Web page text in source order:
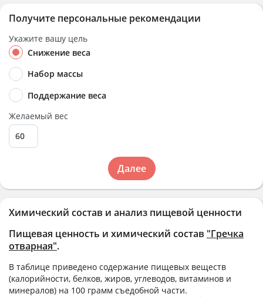
Химический состав и анализ пищевой ценности
Пищевая ценность и химический состав "Гречка
отварная".
В таблице приведено содержание пищевых веществ
(калорийности, белков, жиров, углеводов, витаминов и
минералов) на 100 грамм съедобной части.
Получите персональные рекомендации
Укажите вашу цель
Снижение веса
Набор массы
Поддержание веса
Желаемый вес
Далее